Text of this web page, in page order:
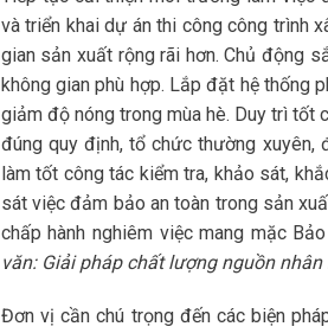
và triển khai dự án thi công công trình
gian sản xuất rộng rãi hơn. Chủ động
không gian phù hợp. Lắp đặt hệ thống
giảm độ nóng trong mùa hè. Duy trì
đúng quy định, tổ chức thường xuyên,
làm tốt công tác kiểm tra, khảo sát,
sát việc đảm bảo an toàn trong sản
chấp hành nghiêm việc mang mặc
văn: Giải pháp chất lượng nguồn
Đơn vị cần chú trọng đến các biện